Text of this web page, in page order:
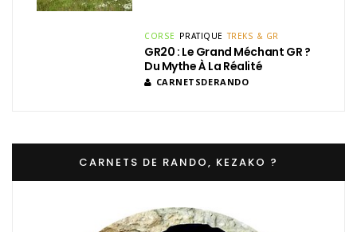
CORSE PRATIQUE TREKS & GR
GR20 : Le Grand Méchant GR ?
Du Mythe À La Réalité
CARNETSDERANDO
CARNETS DE RANDO, KEZAKO ?